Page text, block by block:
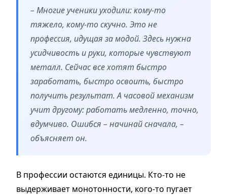
– Многие ученики уходили: кому-то
тяжело, кому-то скучно. Это не
профессия, идущая за модой. Здесь нужна
усидчивость и руки, которые чувствуют
металл. Сейчас все хотят быстро
заработать, быстро освоить, быстро
получить результат. А часовой механизм
учит другому: работать медленно, точно,
вдумчиво. Ошибся – начинай сначала, –
объясняет он.
В профессии остаются единицы. Кто-то не
выдерживает монотонности, кого-то пугает